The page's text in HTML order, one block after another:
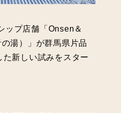
ップ店舗「Onsen＆
湯）」が群馬県片品
新しい試みをスター